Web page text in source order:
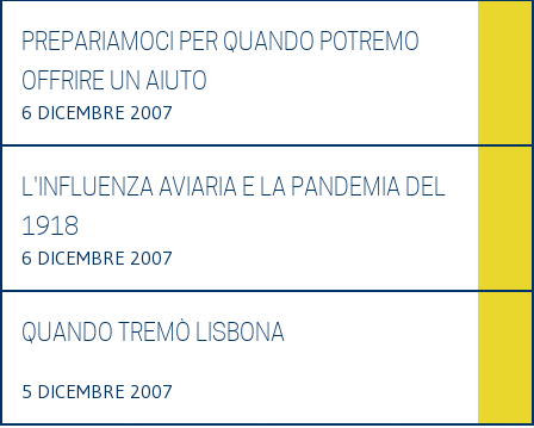
PREPARIAMOCI PER QUANDO POTREMO
OFFRIRE UN AIUTO
6 DICEMBRE 2007
L'INFLUENZA AVIARIA E LA PANDEMIA DEL
1918
6 DICEMBRE 2007
QUANDO TREMÒ LISBONA
5 DICEMBRE 2007